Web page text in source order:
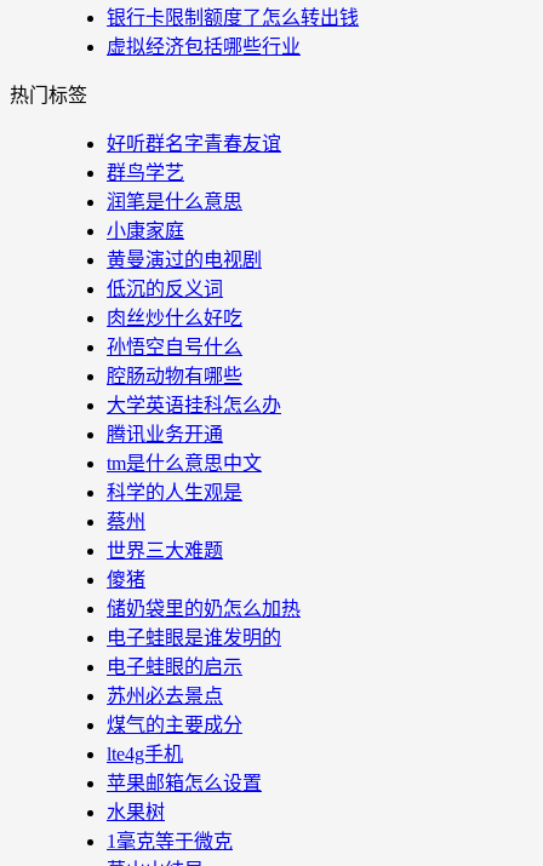
银行卡限制额度了怎么转出钱
虚拟经济包括哪些行业
热门标签
好听群名字青春友谊
群鸟学艺
润笔是什么意思
小康家庭
黄曼演过的电视剧
低沉的反义词
肉丝炒什么好吃
孙悟空自号什么
腔肠动物有哪些
大学英语挂科怎么办
腾讯业务开通
tm是什么意思中文
科学的人生观是
蔡州
世界三大难题
傻猪
储奶袋里的奶怎么加热
电子蛙眼是谁发明的
电子蛙眼的启示
苏州必去景点
煤气的主要成分
lte4g手机
苹果邮箱怎么设置
水果树
1毫克等于微克